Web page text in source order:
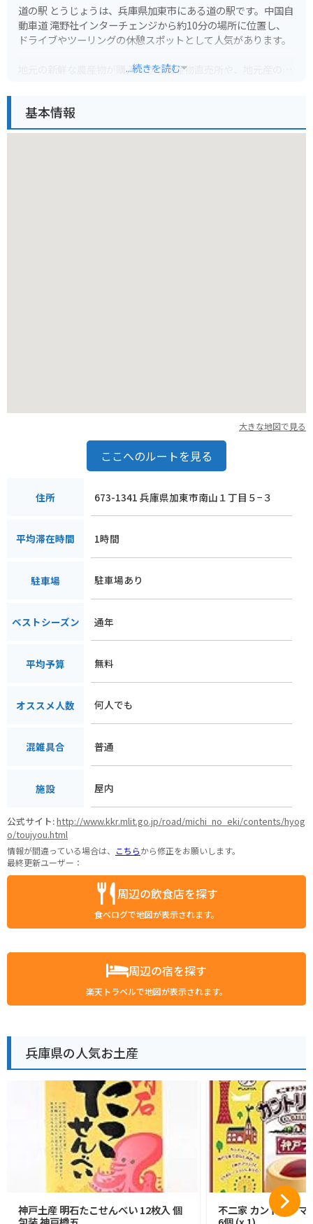
道の駅 とうじょうは、兵庫県加東市にある道の駅です。中国自
動車道 滝野社インターチェンジから約10分の場所に位置し、
ドライブやツーリングの休憩スポットとして人気があります。
地元の新鮮な農産物が購入できる農産物直売所や、地元産の食
す。道の駅 とうじょうは、バイクで訪れるのにも適した場所で
す。駐車場も広く、休憩スペースも充実しているので、ツーリ
...続きを読む
基本情報
大きな地図で見る
ここへのルートを見る
住所 673-1341 兵庫県加東市南山１丁目５−３
平均滞在時間 1時間
駐車場 駐車場あり
ベストシーズン 通年
平均予算 無料
オススメ人数 何人でも
混雑具合 普通
施設 屋内
公式サイト:http://www.kkr.mlit.go.jp/road/michi_no_eki/contents/hyog
o/toujyou.html
情報が間違っている場合は、 こちらから修正をお願いします。
最終更新ユーザー：
周辺の飲食店を探す
食べログで地図が表示されます。
周辺の宿を探す
楽天トラベルで地図が表示されます。
兵庫県の人気お土産
神戸土産 明石たこせんべい 12枚入 個
不二家 カントリーマ